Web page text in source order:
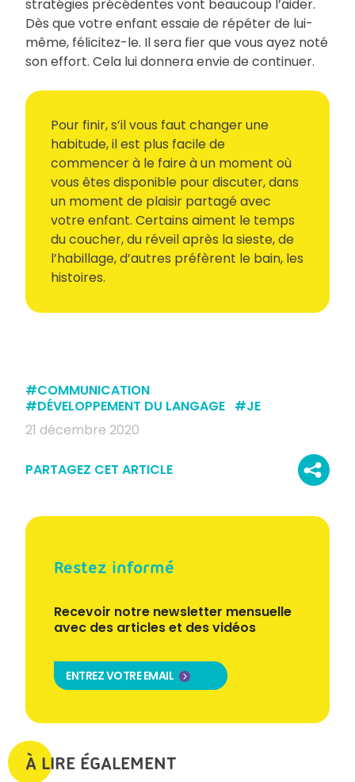
Restez informé
Recevoir notre newsletter mensuelle
avec des articles et des vidéos
ENTREZ VOTRE EMAIL
À LIRE ÉGALEMENT
stratégies précédentes vont beaucoup l’aider.
Dès que votre enfant essaie de répéter de lui-
même, félicitez-le. Il sera fier que vous ayez noté
son effort. Cela lui donnera envie de continuer.
Pour finir, s’il vous faut changer une
habitude, il est plus facile de
commencer à le faire à un moment où
vous êtes disponible pour discuter, dans
un moment de plaisir partagé avec
votre enfant. Certains aiment le temps
du coucher, du réveil après la sieste, de
l’habillage, d’autres préfèrent le bain, les
histoires.
#COMMUNICATION
#DÉVELOPPEMENT DU LANGAGE #JE
21 décembre 2020
PARTAGEZ CET ARTICLE